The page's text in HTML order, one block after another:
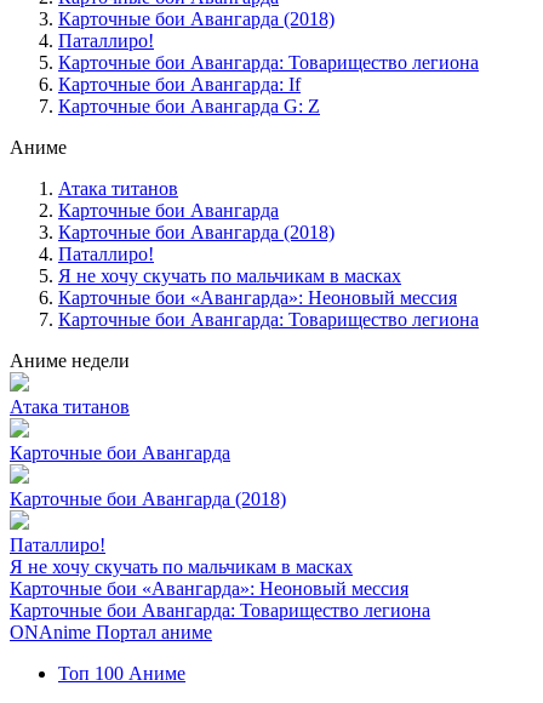
Карточные бои Авангарда (2018)
Паталлиро!
Карточные бои Авангарда: Товарищество легиона
Карточные бои Авангарда: If
Карточные бои Авангарда G: Z
Аниме
Атака титанов
Карточные бои Авангарда
Карточные бои Авангарда (2018)
Паталлиро!
Я не хочу скучать по мальчикам в масках
Карточные бои «Авангарда»: Неоновый мессия
Карточные бои Авангарда: Товарищество легиона
Аниме недели
Атака титанов
Карточные бои Авангарда
Карточные бои Авангарда (2018)
Паталлиро!
Я не хочу скучать по мальчикам в масках
Карточные бои «Авангарда»: Неоновый мессия
Карточные бои Авангарда: Товарищество легиона
ONAnime Портал аниме
Топ 100 Аниме